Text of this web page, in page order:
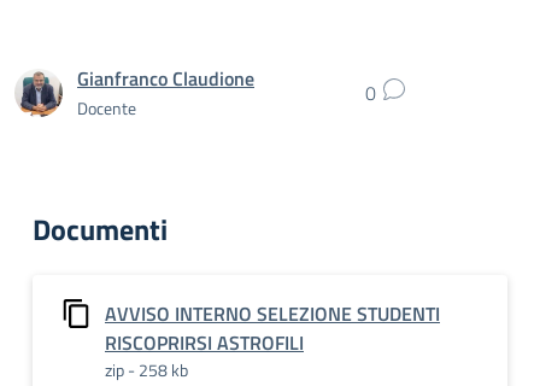
Gianfranco Claudione
Docente 0
Documenti
AVVISO INTERNO SELEZIONE STUDENTI
RISCOPRIRSI ASTROFILI
zip - 258 kb